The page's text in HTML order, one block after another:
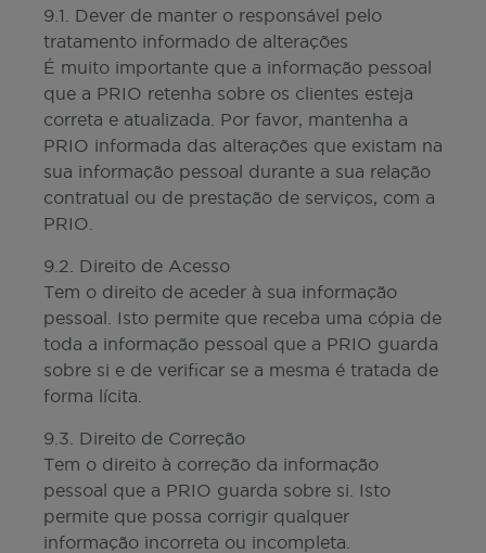
9.1. Dever de manter o responsável pelo
tratamento informado de alterações
É muito importante que a informação pessoal
que a PRIO retenha sobre os clientes esteja
correta e atualizada. Por favor, mantenha a
PRIO informada das alterações que existam na
sua informação pessoal durante a sua relação
contratual ou de prestação de serviços, com a
PRIO.
9.2. Direito de Acesso
Tem o direito de aceder à sua informação
pessoal. Isto permite que receba uma cópia de
toda a informação pessoal que a PRIO guarda
sobre si e de verificar se a mesma é tratada de
forma lícita.
9.3. Direito de Correção
Tem o direito à correção da informação
pessoal que a PRIO guarda sobre si. Isto
permite que possa corrigir qualquer
informação incorreta ou incompleta.